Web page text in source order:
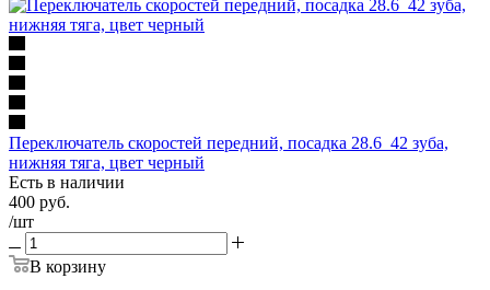
Переключатель скоростей передний, посадка 28.6_42 зуба,
нижняя тяга, цвет черный
Есть в наличии
400 руб.
/шт
В корзину